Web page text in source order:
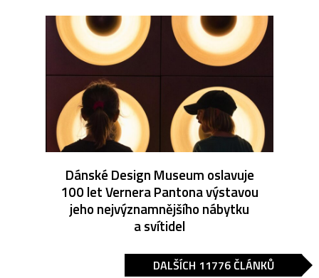
Dánské Design Museum oslavuje
100 let Vernera Pantona výstavou
jeho nejvýznamnějšího nábytku
a svítidel
DALŠÍCH 11776 ČLÁNKŮ